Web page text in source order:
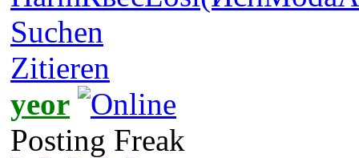
Suchen
Zitieren
yeor
Posting Freak